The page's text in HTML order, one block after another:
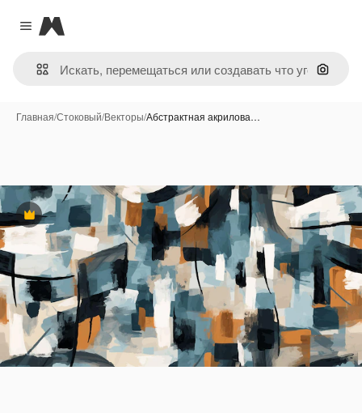
Close menu
Magnific
Поиск
Главная/Стоковый/Векторы/Абстрактная акрилова…
Премиум